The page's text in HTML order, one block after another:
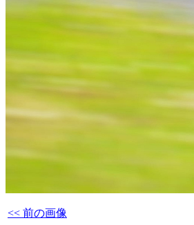
<< 前の画像